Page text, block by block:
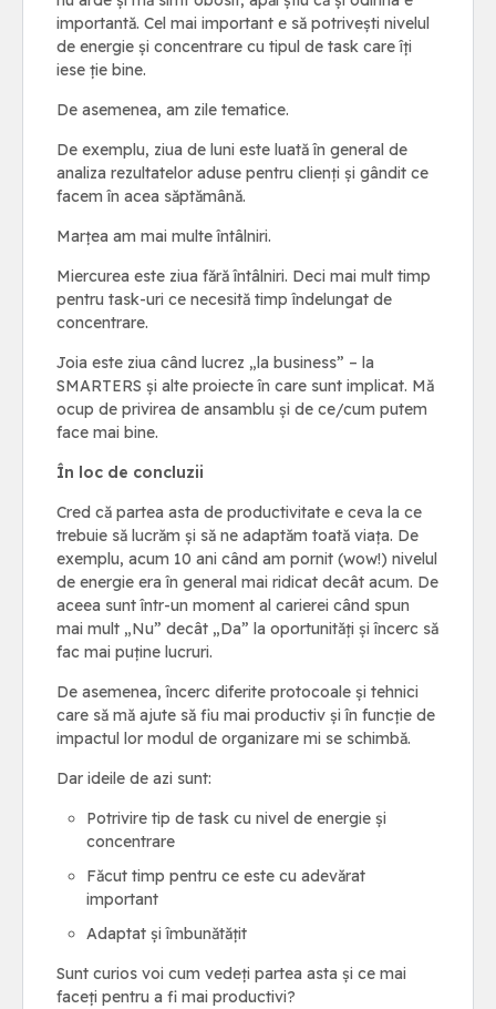
importantă. Cel mai important e să potrivești nivelul
de energie și concentrare cu tipul de task care îți
iese ție bine.
De asemenea, am zile tematice.
De exemplu, ziua de luni este luată în general de
analiza rezultatelor aduse pentru clienți și gândit ce
facem în acea săptămână.
Marțea am mai multe întâlniri.
Miercurea este ziua fără întâlniri. Deci mai mult timp
pentru task-uri ce necesită timp îndelungat de
concentrare.
Joia este ziua când lucrez „la business” – la
SMARTERS și alte proiecte în care sunt implicat. Mă
ocup de privirea de ansamblu și de ce/cum putem
face mai bine.
În loc de concluzii
Cred că partea asta de productivitate e ceva la ce
trebuie să lucrăm și să ne adaptăm toată viața. De
exemplu, acum 10 ani când am pornit (wow!) nivelul
de energie era în general mai ridicat decât acum. De
aceea sunt într-un moment al carierei când spun
mai mult „Nu” decât „Da” la oportunități și încerc să
fac mai puține lucruri.
De asemenea, încerc diferite protocoale și tehnici
care să mă ajute să fiu mai productiv și în funcție de
impactul lor modul de organizare mi se schimbă.
Dar ideile de azi sunt:
Potrivire tip de task cu nivel de energie și
concentrare
Făcut timp pentru ce este cu adevărat
important
Adaptat și îmbunătățit
Sunt curios voi cum vedeți partea asta și ce mai
faceți pentru a fi mai productivi?